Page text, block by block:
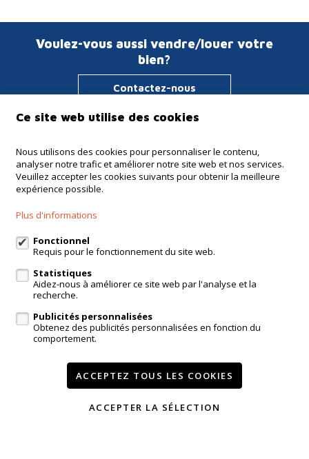
Voulez-vous aussi vendre/louer votre
bien?
Contactez-nous
Immo Verstraeten
Haachtsesteenweg 135
1910 Kampenhout
+32 475 64 62 15
info@verstraeten.immo
A vendre A louer
Modifier mes préférences cookies
Conditions
website par FW4
Ce site web utilise des cookies
Nous utilisons des cookies pour personnaliser le contenu,
analyser notre trafic et améliorer notre site web et nos services.
Veuillez accepter les cookies suivants pour obtenir la meilleure
expérience possible.
Plus d'informations
Fonctionnel
Requis pour le fonctionnement du site web.
Statistiques
Aidez-nous à améliorer ce site web par l'analyse et la
recherche.
Publicités personnalisées
Obtenez des publicités personnalisées en fonction du
comportement.
ACCEPTEZ TOUS LES COOKIES
ACCEPTER LA SÉLECTION